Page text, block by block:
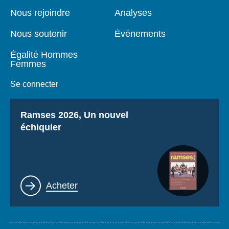
Nous rejoindre
Nous soutenir
Égalité Hommes
Femmes
Se connecter
Analyses
Événements
Titre
Ramses 2026, Un nouvel
échiquier
Lien
Acheter